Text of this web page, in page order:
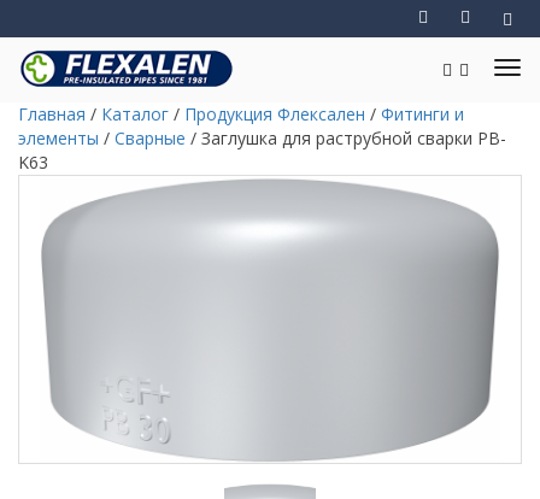
Главная / Каталог / Продукция Флексален / Фитинги и
элементы / Сварные / Заглушка для раструбной сварки PB-
K63